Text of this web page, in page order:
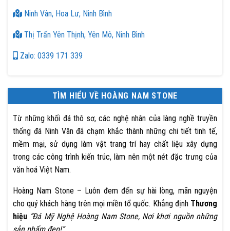
Ninh Vân, Hoa Lư, Ninh Bình
Thị Trấn Yên Thịnh, Yên Mô, Ninh Bình
Zalo: 0339 171 339
TÌM HIỂU VỀ HOÀNG NAM STONE
Từ những khối đá thô sơ, các nghệ nhân của làng nghề truyền
thống đá Ninh Vân đã chạm khắc thành những chi tiết tinh tế,
mềm mại, sử dụng làm vật trang trí hay chất liệu xây dựng
trong các công trình kiến trúc, làm nên một nét đặc trưng của
văn hoá Việt Nam.
Hoàng Nam Stone – Luôn đem đến sự hài lòng, mãn nguyện
cho quý khách hàng trên mọi miền tổ quốc. Khẳng định Thương
hiệu “Đá Mỹ Nghệ Hoàng Nam Stone, Nơi khơi nguồn những